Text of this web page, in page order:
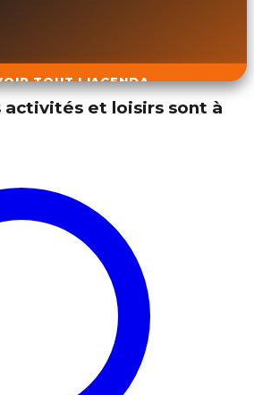
TOUT L'AGENDA
activités et loisirs sont à